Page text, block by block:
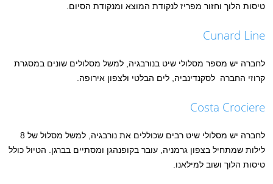
טיסות הלוך וחזור מפריז לנקודת המוצא ומנקודת הסיום.
Cunard Line
לחברה יש מספר מסלולי שיט בנורבגיה, למשל מסלולים שונים במסגרת
קרוזי החברה לסקנדינביה, לים הבלטי ולצפון אירופה.
Costa Crociere
לחברה יש מסלולי שיט רבים שכוללים את נורבגיה, למשל מסלול של 8
לילות שמתחיל בצפון גרמניה, עובר בקופנהגן ומסתיים בברגן. הטיול כולל
טיסות הלוך ושוב למילאנו.